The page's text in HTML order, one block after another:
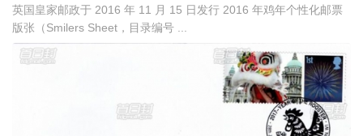
英国皇家邮政于 2016 年 11 月 15 日发行 2016 年鸡年个性化邮票
版张（Smilers Sheet，目录编号 ...